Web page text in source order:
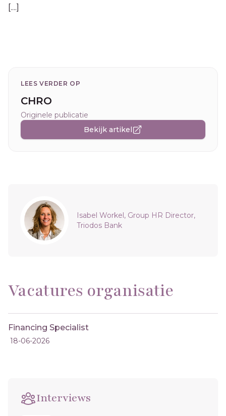
[....]
LEES VERDER OP
CHRO
Originele publicatie
Bekijk artikel
Sidebar
Isabel Workel, Group HR Director,
Triodos Bank
Vacatures organisatie
Financing Specialist
18-06-2026
Interviews